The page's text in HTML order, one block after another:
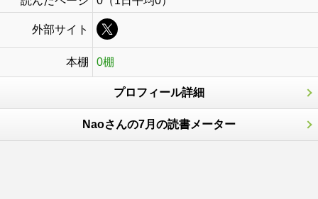
外部サイト
本棚 0棚
プロフィール詳細
Naoさんの7月の読書メーター